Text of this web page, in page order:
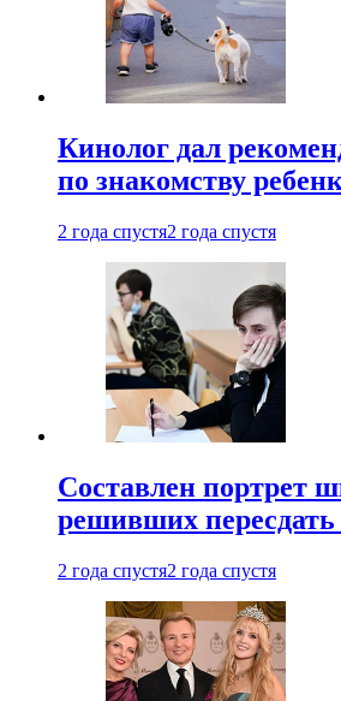
Кинолог дал
по знакомству
2 года спустя2 года спустя
Составлен портрет
решивших
2 года спустя2 года спустя